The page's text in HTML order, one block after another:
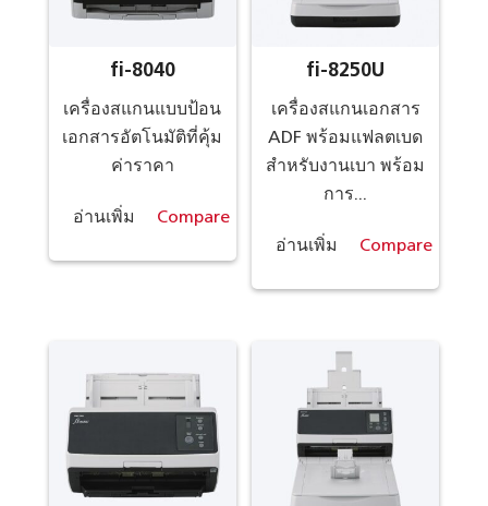
fi-8040
เครื่องสแกนแบบป้อน
เอกสารอัตโนมัติที่คุ้ม
ค่าราคา
อ่านเพิ่ม Compare
fi-8250U
เครื่องสแกนเอกสาร
ADF พร้อมแฟลตเบด
สำหรับงานเบา พร้อม
การ...
อ่านเพิ่ม Compare